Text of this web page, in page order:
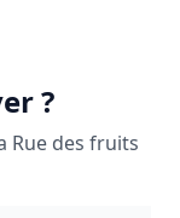
?
Rue des fruits